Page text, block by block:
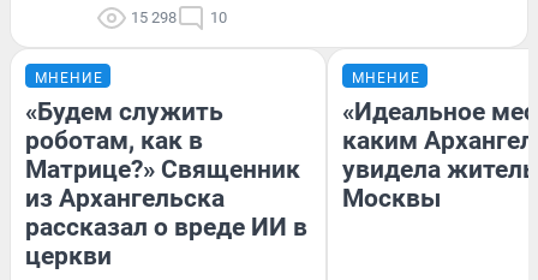
15 298 10
МНЕНИЕ
«Будем служить
роботам, как в
Матрице?» Священник
из Архангельска
рассказал о вреде ИИ в
церкви
МНЕНИЕ
«Идеальное
каким
увидела
Москвы